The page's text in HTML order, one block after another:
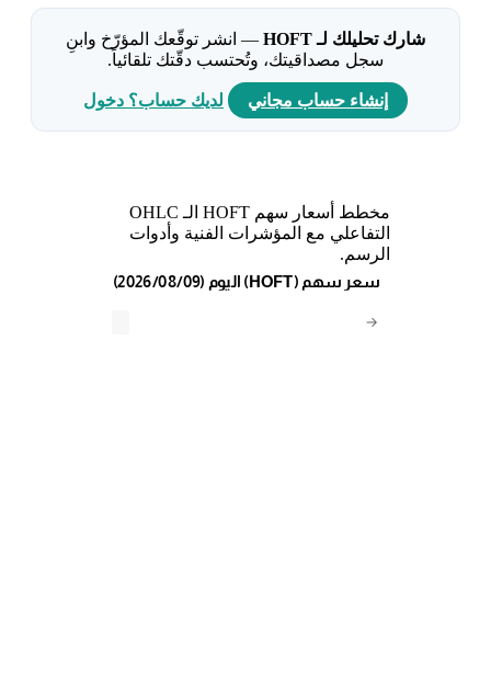
شارك تحليلك لـ HOFT
— انشر توقّعك المؤرّخ وابنِ
سجل مصداقيتك، وتُحتسب دقّتك تلقائياً.
إنشاء حساب مجاني لديك حساب؟ دخول
مخطط أسعار سهم HOFT الـ OHLC
التفاعلي مع المؤشرات الفنية وأدوات
الرسم.
→
(2026/08/09) اليوم (HOFT) سعر سهم